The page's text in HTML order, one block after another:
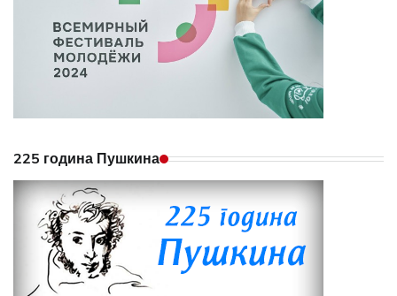
225 година Пушкина